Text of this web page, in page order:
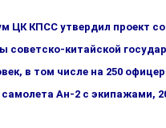
ЦК КПСС утвердил проект
советско-китайской
в том числе на 250
Ан-2 с экипажами,